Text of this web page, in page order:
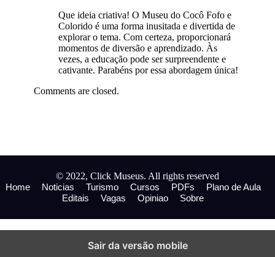
Que ideia criativa! O Museu do Cocô Fofo e
Colorido é uma forma inusitada e divertida de
explorar o tema. Com certeza, proporcionará
momentos de diversão e aprendizado. Às
vezes, a educação pode ser surpreendente e
cativante. Parabéns por essa abordagem única!
Comments are closed.
© 2022, Click Museus. All rights reserved
Home
Noticias Turismo Cursos PDFs
Plano de Aula
Editais
Vagas Opiniao Sobre
Sair da versão mobile